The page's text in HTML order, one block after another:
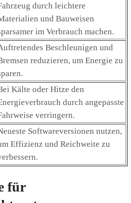
durch leichtere
und Bauweisen
im Verbrauch machen.
Beschleunigen und
reduzieren, um Energie zu
Kälte oder Hitze den
durch angepasste
verringern.
Softwareversionen nutzen,
Effizienz und Reichweite zu
für